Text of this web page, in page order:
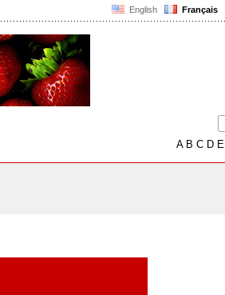
English Français
AB C D E